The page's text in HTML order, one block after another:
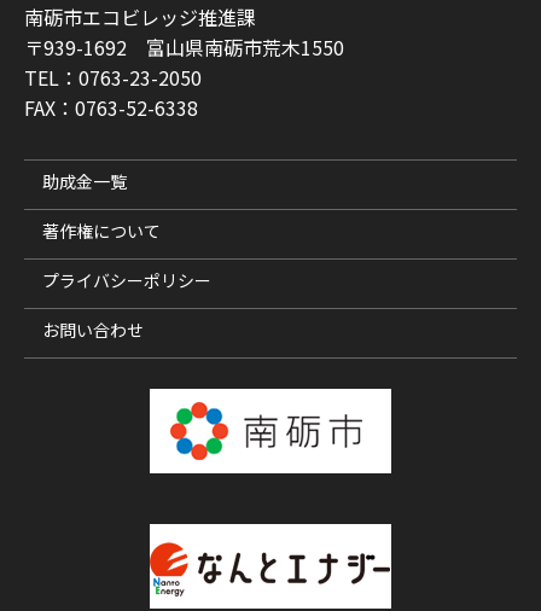
南砺市エコビレッジ推進課
〒939-1692 富山県南砺市荒木1550
TEL：0763-23-2050
FAX：0763-52-6338
助成金一覧
著作権について
プライバシーポリシー
お問い合わせ